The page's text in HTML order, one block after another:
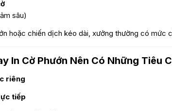
sâu)
hoặc chiến dịch kéo dài, xưởng thường có mức
In Cờ Phướn Nên Có Những Tiêu
riêng
tiếp